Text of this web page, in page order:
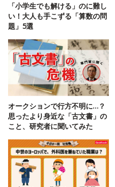
「小学生でも解ける」のに難し
い！大人も手こずる「算数の問
題」5選
オークションで行方不明に…？
思ったより身近な「古文書」の
こと、研究者に聞いてみた